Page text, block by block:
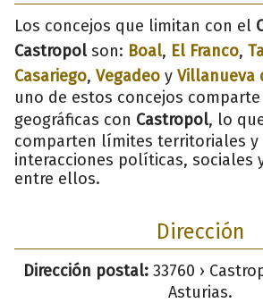
Los concejos que limitan con el
Castropol son: Boal, El Franco,
Casariego, Vegadeo y Villanueva
uno de estos concejos
geográficas con Castropol, lo
comparten límites territoriales y
interacciones políticas, sociales
entre ellos.
Dirección
Dirección postal:33760 ›
Asturias.